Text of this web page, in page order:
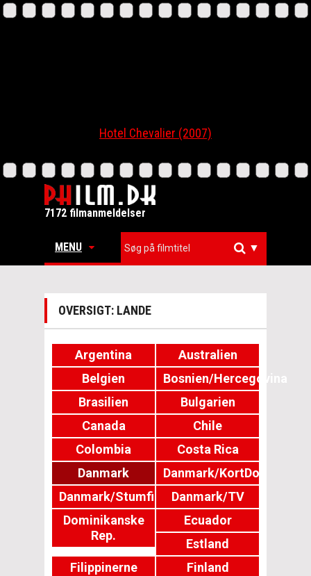
Hotel Chevalier (2007)
7172 filmanmeldelser
MENU ▼
OVERSIGT: LANDE
Argentina
Australien
Belgien
Bosnien/Hercegovina
Brasilien
Bulgarien
Canada
Chile
Colombia
Costa Rica
Danmark
Danmark/KortDok
Danmark/Stumfilm
Danmark/TV
Dominikanske
Rep.
Ecuador
Estland
Filippinerne
Finland